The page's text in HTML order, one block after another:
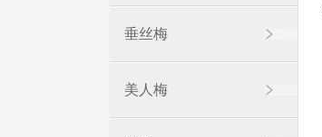
垂丝梅
美人梅